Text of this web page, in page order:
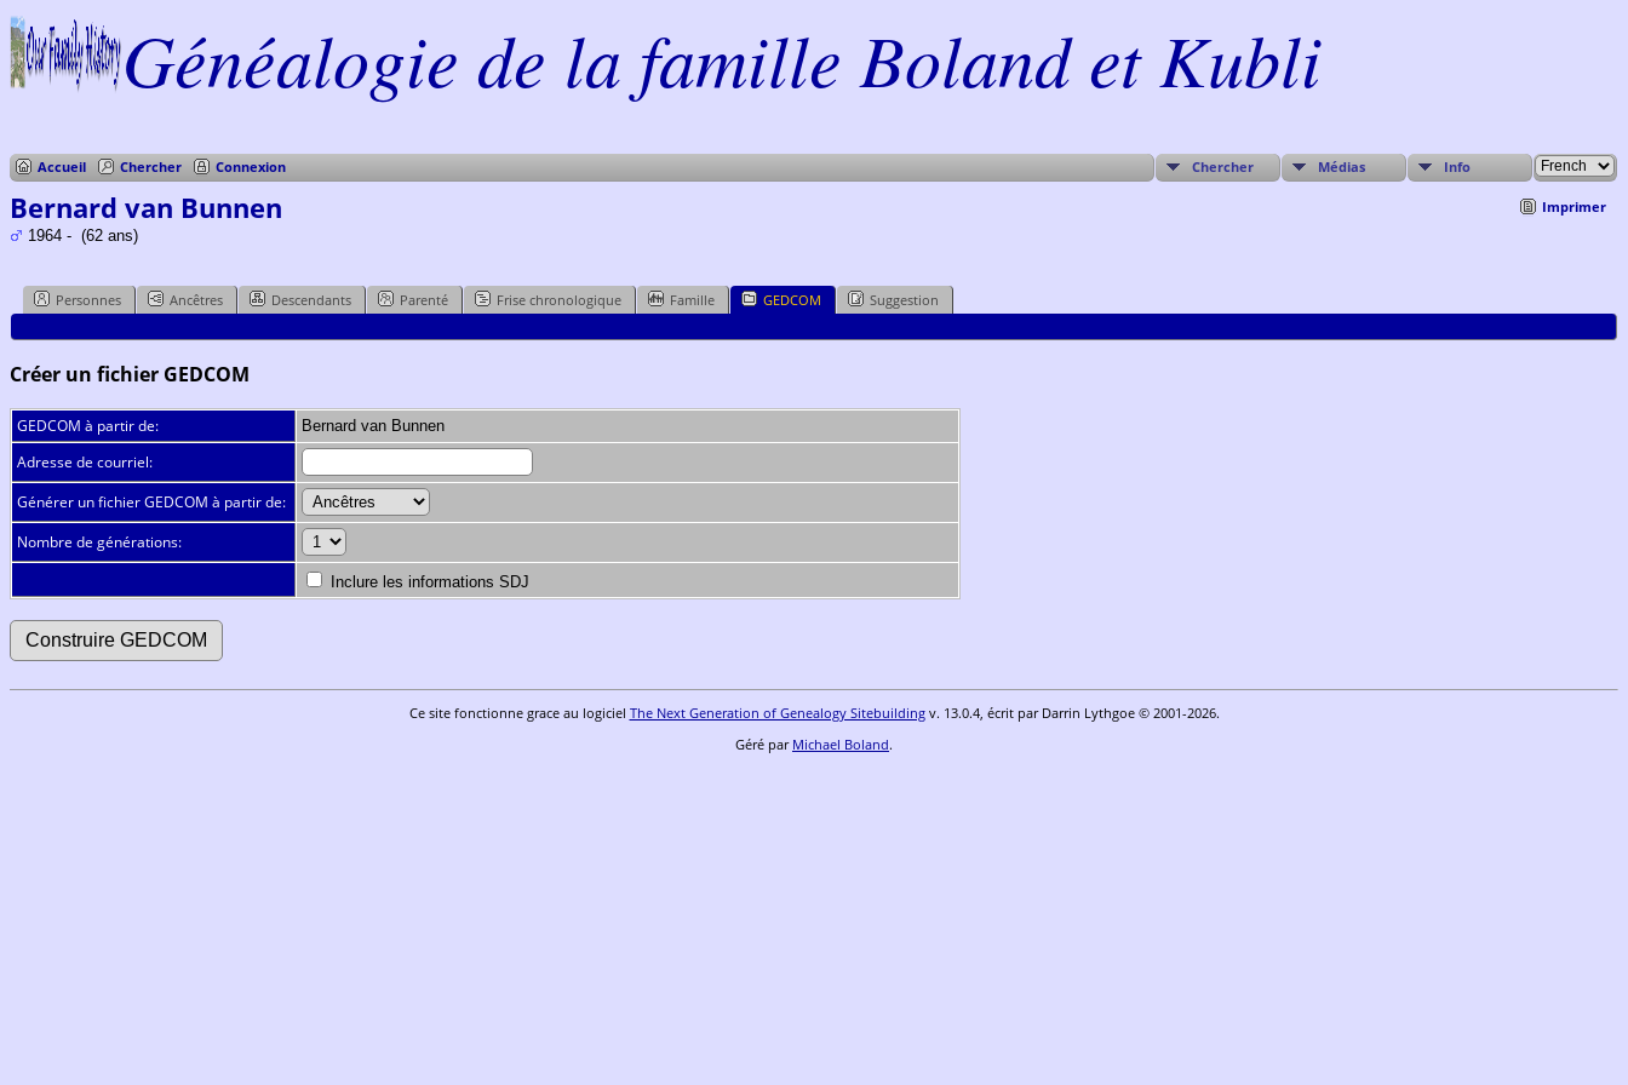
Généalogie de la famille Boland et Kubli
Accueil Chercher Connexion Chercher Médias Info
Imprimer
Bernard van Bunnen
1964 - (62 ans)
Personnes Ancêtres Descendants Parenté Frise chronologique Famille GEDCOM Suggestion
Créer un fichier GEDCOM
GEDCOM à partir de: Bernard van Bunnen
Adresse de courriel:
Générer un fichier GEDCOM à partir de:
Nombre de générations:
Inclure les informations SDJ
Ce site fonctionne grace au logiciel The Next Generation of Genealogy Sitebuildingv. 13.0.4, écrit par Darrin Lythgoe © 2001-2026.
Géré par Michael Boland.